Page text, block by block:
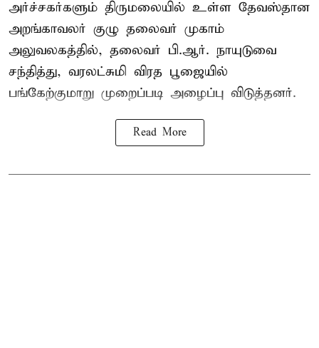
அர்ச்சகர்களும் திருமலையில் உள்ள தேவஸ்தான
அறங்காவலர் குழு தலைவர் முகாம்
அலுவலகத்தில், தலைவர் பி.ஆர். நாயுடுவை
சந்தித்து, வரலட்சுமி விரத பூஜையில்
பங்கேற்குமாறு முறைப்படி அழைப்பு விடுத்தனர்.
Read More